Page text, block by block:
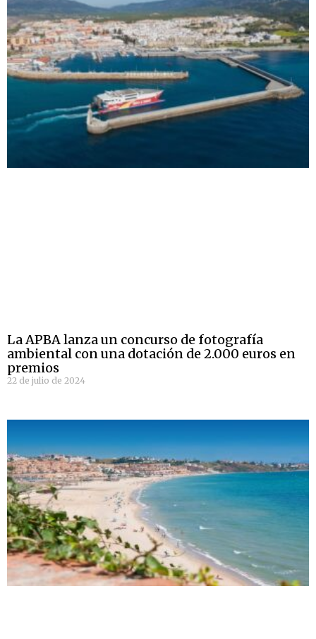
La APBA lanza un concurso de fotografía
ambiental con una dotación de 2.000 euros en
premios
22 de julio de 2024